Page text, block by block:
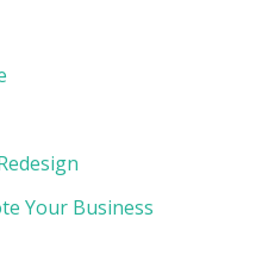
Your Business